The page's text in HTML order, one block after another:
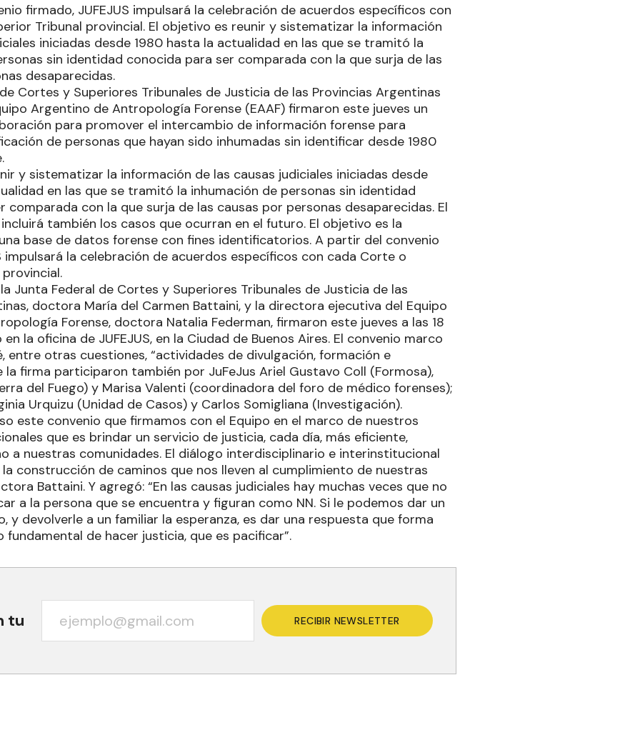
firmado, JUFEJUS impulsará la celebración de acuerdos específicos con
Tribunal provincial. El objetivo es reunir y sistematizar la información
iniciadas desde 1980 hasta la actualidad en las que se tramitó la
sin identidad conocida para ser comparada con la que surja de las
desaparecidas.
Cortes y Superiores Tribunales de Justicia de las Provincias Argentinas
Argentino de Antropología Forense (EAAF) firmaron este jueves un
para promover el intercambio de información forense para
de personas que hayan sido inhumadas sin identificar desde 1980
y sistematizar la información de las causas judiciales iniciadas desde
en las que se tramitó la inhumación de personas sin identidad
comparada con la que surja de las causas por personas desaparecidas. El
también los casos que ocurran en el futuro. El objetivo es la
base de datos forense con fines identificatorios. A partir del convenio
impulsará la celebración de acuerdos específicos con cada Corte o
Junta Federal de Cortes y Superiores Tribunales de Justicia de las
doctora María del Carmen Battaini, y la directora ejecutiva del Equipo
Forense, doctora Natalia Federman, firmaron este jueves a las 18
la oficina de JUFEJUS, en la Ciudad de Buenos Aires. El convenio marco
entre otras cuestiones, “actividades de divulgación, formación e
la firma participaron también por JuFeJus Ariel Gustavo Coll (Formosa),
del Fuego) y Marisa Valenti (coordinadora del foro de médico forenses);
Urquizu (Unidad de Casos) y Carlos Somigliana (Investigación).
este convenio que firmamos con el Equipo en el marco de nuestros
que es brindar un servicio de justicia, cada día, más eficiente,
a nuestras comunidades. El diálogo interdisciplinario e interinstitucional
construcción de caminos que nos lleven al cumplimiento de nuestras
Battaini. Y agregó: “En las causas judiciales hay muchas veces que no
a la persona que se encuentra y figuran como NN. Si le podemos dar un
y devolverle a un familiar la esperanza, es dar una respuesta que forma
de hacer justicia, que es pacificar”.
tu RECIBIR NEWSLETTER